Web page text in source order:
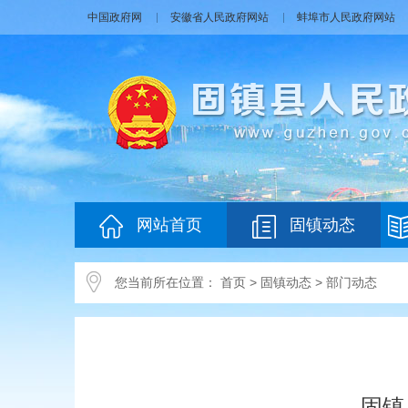
中国政府网 安徽省人民政府网站 蚌埠市人民政府网站
网站首页 固镇动态
您当前所在位置： 首页 > 固镇动态 > 部门动态